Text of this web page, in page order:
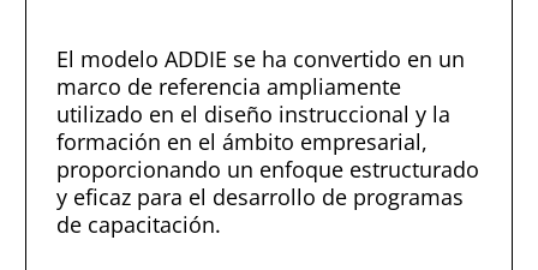
El modelo ADDIE se ha convertido en un
marco de referencia ampliamente
utilizado en el diseño instruccional y la
formación en el ámbito empresarial,
proporcionando un enfoque estructurado
y eficaz para el desarrollo de programas
de capacitación.